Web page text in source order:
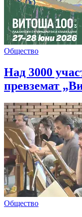
Общество
Над 3000
превземат
Общество